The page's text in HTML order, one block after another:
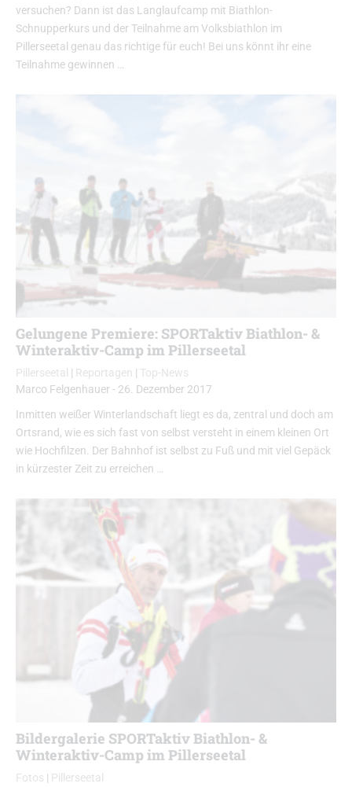
versuchen? Dann ist das Langlaufcamp mit Biathlon-
Schnupperkurs und der Teilnahme am Volksbiathlon im
Pillerseetal genau das richtige für euch! Bei uns könnt ihr eine
Teilnahme gewinnen …
Gelungene Premiere: SPORTaktiv Biathlon- &
Winteraktiv-Camp im Pillerseetal
Pillerseetal Reportagen
Top-News
Marco Felgenhauer - 26. Dezember 2017
Inmitten weißer Winterlandschaft liegt es da, zentral und doch am
Ortsrand, wie es sich fast von selbst versteht in einem kleinen Ort
wie Hochfilzen. Der Bahnhof ist selbst zu Fuß und mit viel Gepäck
in kürzester Zeit zu erreichen …
Bildergalerie SPORTaktiv Biathlon- &
Winteraktiv-Camp im Pillerseetal
Fotos | Pillerseetal